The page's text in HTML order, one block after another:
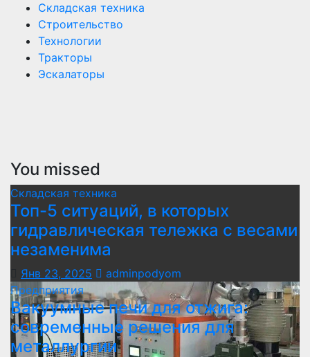
Складская техника
Строительство
Технологии
Тракторы
Эскалаторы
You missed
Складская техника
Топ-5 ситуаций, в которых
гидравлическая тележка с весами
незаменима
Янв 23, 2025
adminpodyom
Предприятия
Вакуумные печи для отжига:
современные решения для
металлургии